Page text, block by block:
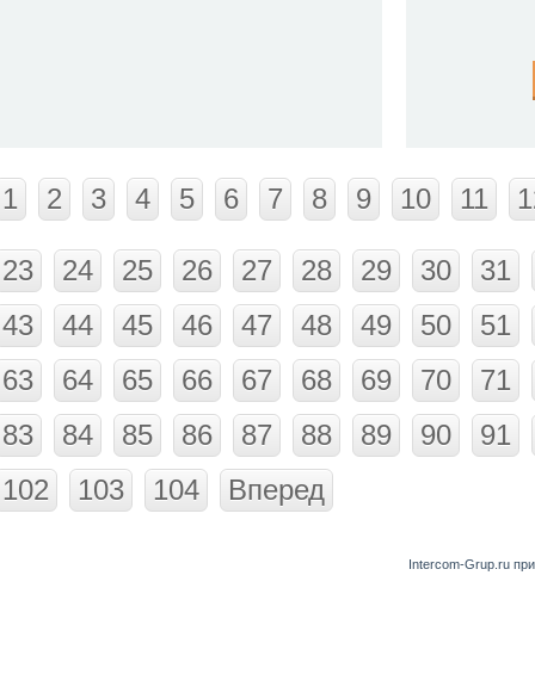
1 2 3 4 5 6 7 8 9 10 11
23 24 25 26 27 28 29 30
31
43
44 45 46 47 48 49 50
51
63
64 65 66 67 68 69 70
71
83
84 85 86 87 88 89 90
91
102
103 104 Вперед
Intercom-Grup.ru